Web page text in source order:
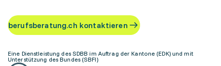
berufsberatung.ch kontaktieren
Eine Dienstleistung des SDBB im Auftrag der Kantone (EDK) und mit
Unterstützung des Bundes (SBFI)